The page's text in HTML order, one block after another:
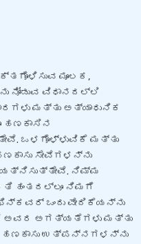
ಮೂಲಕ,
ನೋಡುವ ವಿಧಾನದಲ್ಲಿ
ಮತ್ತು ಅತ್ಯಾಧುನಿಕ
ಹಣಕಾಸಿನ
ಒಳಗೊಳ್ಳುವಿಕೆ ಮತ್ತು
ಸೇವೆಗಳನ್ನು
ನಿಮ್ಮ
ಹಂತದಲ್ಲೂ ನಿಮಗೆ
ಒಂದು ವೇದಿಕೆಯನ್ನು
ಅವರ ಅಗತ್ಯತೆಗಳು ಮತ್ತು
ಉತ್ಪನ್ನಗಳನ್ನು